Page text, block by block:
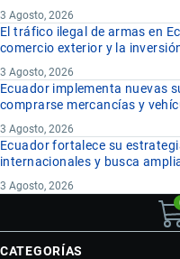
3 Agosto, 2026
El tráfico ilegal de armas en
comercio exterior y la
3 Agosto, 2026
Ecuador implementa nuevas
comprarse mercancías y
3 Agosto, 2026
Ecuador fortalece su
internacionales y busca
3 Agosto, 2026
CATEGORÍAS